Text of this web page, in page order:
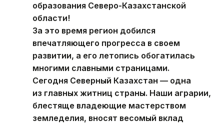
образования Северо-Казахстанской
области!
За это время регион добился
впечатляющего прогресса в своем
развитии, а его летопись обогатилась
многими славными страницами.
Сегодня Северный Казахстан — одна
из главных житниц страны. Наши аграрии,
блестяще владеющие мастерством
земледелия, вносят весомый вклад